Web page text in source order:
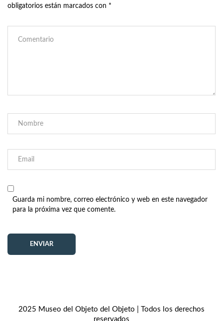
obligatorios están marcados con *
Guarda mi nombre, correo electrónico y web en este navegador
para la próxima vez que comente.
2025 Museo del Objeto del Objeto | Todos los derechos
reservados